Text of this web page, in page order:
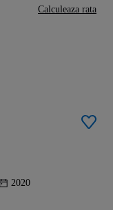
2020
Calculeaza rata